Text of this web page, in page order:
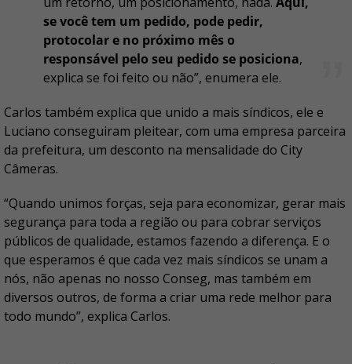
se você tem um pedido, pode pedir,
protocolar e no próximo mês o
responsável pelo seu pedido se posiciona,
explica se foi feito ou não”, enumera ele.
Carlos também explica que unido a mais síndicos, ele e
Luciano conseguiram pleitear, com uma empresa parceira
da prefeitura, um desconto na mensalidade do City
Câmeras.
“Quando unimos forças, seja para economizar, gerar mais
segurança para toda a região ou para cobrar serviços
públicos de qualidade, estamos fazendo a diferença. E o
que esperamos é que cada vez mais síndicos se unam a
nós, não apenas no nosso Conseg, mas também em
diversos outros, de forma a criar uma rede melhor para
todo mundo”, explica Carlos.